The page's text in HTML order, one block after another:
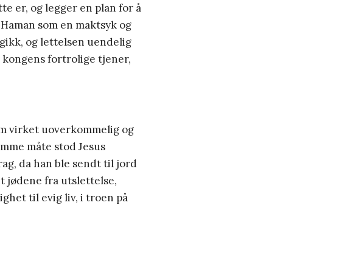
er, og legger en plan for å
som en maktsyk og
og lettelsen uendelig
kongens fortrolige tjener,
virket uoverkommelig og
måte stod Jesus
da han ble sendt til jord
jødene fra utslettelse,
til evig liv, i troen på